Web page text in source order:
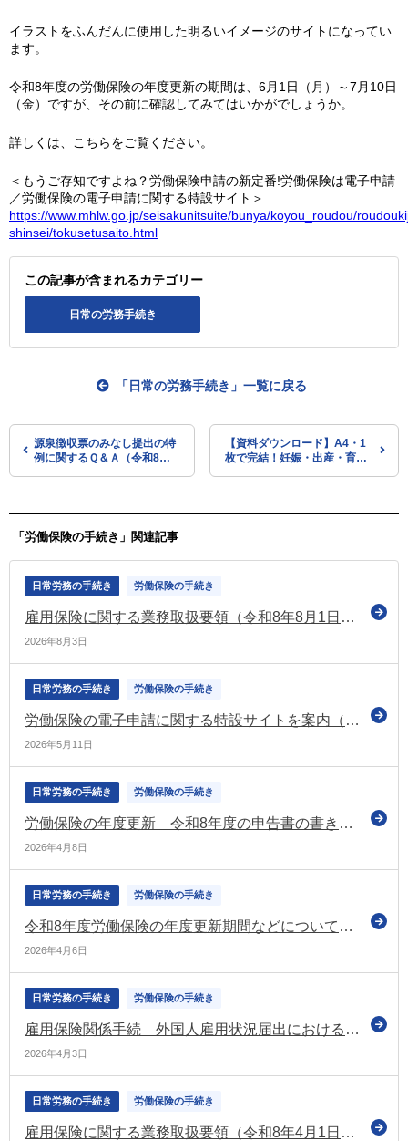
イラストをふんだんに使用した明るいイメージのサイトになってい
ます。
令和8年度の労働保険の年度更新の期間は、6月1日（月）～7月10日
（金）ですが、その前に確認してみてはいかがでしょうか。
詳しくは、こちらをご覧ください。
＜もうご存知ですよね？労働保険申請の新定番!労働保険は電子申請
／労働保険の電子申請に関する特設サイト＞
https://www.mhlw.go.jp/seisakunitsuite/bunya/koyou_roudou/
shinsei/tokusetusaito.html
この記事が含まれるカテゴリー
日常の労務手続き
源泉徴収票のみなし提出の特
例に関するＱ＆Ａ（令和8年4
「日常の労務手続き」一覧に戻る
【資料ダウンロード】A4・1
枚で完結！妊娠・出産・育児
「労働保険の手続き」関連記事
日常労務の手続き 労働保険の手続き
雇用保険に関する業務取扱要領（令和8年8月1日以降）を公表
2026年8月3日
日常労務の手続き 労働保険の手続き
労働保険の電子申請に関する特設サイトを案内（令和8年度）（厚労省）
2026年5月11日
日常労務の手続き 労働保険の手続き
労働保険の年度更新 令和8年度の申告書の書き方パンフレットを公表（厚労省）
2026年4月8日
日常労務の手続き 労働保険の手続き
令和8年度労働保険の年度更新期間などについてお知らせ（厚労省）
2026年4月6日
日常労務の手続き 労働保険の手続き
雇用保険関係手続 外国人雇用状況届出における在留資格に関する暫定処置を追加（e-Gov）
2026年4月3日
日常労務の手続き 労働保険の手続き
雇用保険に関する業務取扱要領（令和8年4月1日以降）を公表